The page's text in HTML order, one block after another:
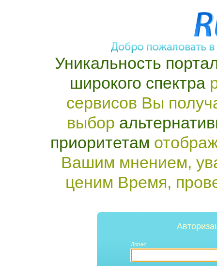
Уникальность
широкого спектра
сервисов Вы
выбор
приоритетам
Вашим мнением,
ценим Время,
Логин: